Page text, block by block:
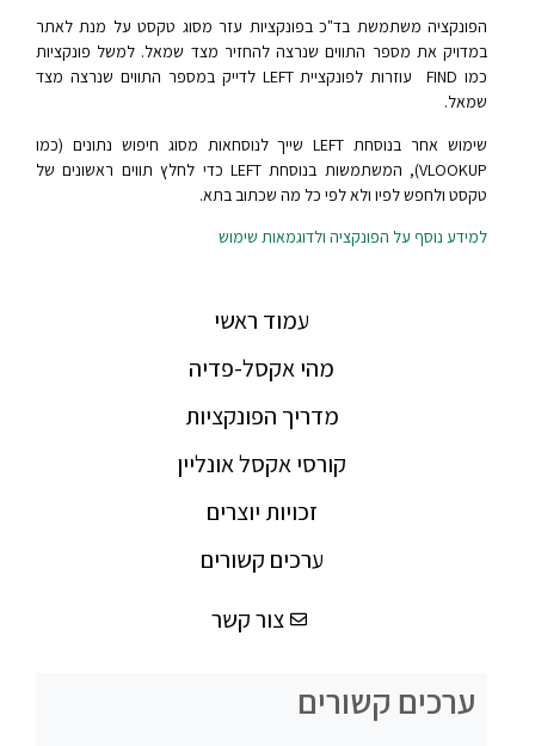
הפונקציה משתמשת בד"כ בפונקציות עזר מסוג טקסט על מנת לאתר
במדויק את מספר התווים שנרצה להחזיר מצד שמאל. למשל פונקציות
כמו FIND עוזרות לפונקציית LEFT לדייק במספר התווים שנרצה מצד
שמאל.
שימוש אחר בנוסחת LEFT שייך לנוסחאות מסוג חיפוש נתונים (כמו
VLOOKUP), המשתמשות בנוסחת LEFT כדי לחלץ תווים ראשונים של
טקסט ולחפש לפיו ולא לפי כל מה שכתוב בתא.
למידע נוסף על הפונקציה ולדוגמאות שימוש
עמוד ראשי
מהי אקסל-פדיה
מדריך הפונקציות
קורסי אקסל אונליין
זכויות יוצרים
ערכים קשורים
צור קשר
ערכים קשורים